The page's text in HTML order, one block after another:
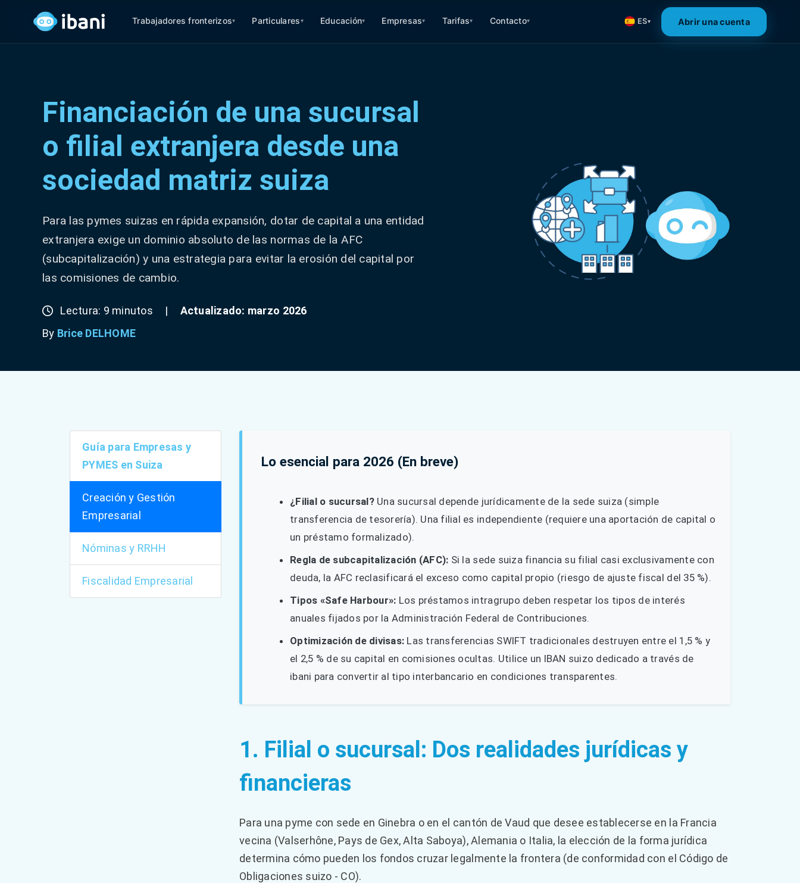
Trabajadores fronterizos▾ Particulares▾ Educación▾ Empresas▾ Tarifas▾ Contacto▾ ES▾ Abrir una cuenta
Financiación de una sucursal
o filial extranjera desde una
sociedad matriz suiza
Para las pymes suizas en rápida expansión, dotar de capital a una entidad
extranjera exige un dominio absoluto de las normas de la AFC
(subcapitalización) y una estrategia para evitar la erosión del capital por
las comisiones de cambio.
Lectura: 9 minutos |
Actualizado: marzo 2026
By Brice DELHOME
Guía para Empresas y
PYMES en Suiza
Creación y Gestión
Empresarial
Nóminas y RRHH
Fiscalidad Empresarial
Lo esencial para 2026 (En breve)
¿Filial o sucursal?Una sucursal depende jurídicamente de la sede suiza (simple
transferencia de tesorería). Una filial es independiente (requiere una aportación de capital o
un préstamo formalizado).
Regla de subcapitalización (AFC): Si la sede suiza financia su filial casi exclusivamente con
deuda, la AFC reclasificará el exceso como capital propio (riesgo de ajuste fiscal del 35 %).
Tipos «Safe Harbour»: Los préstamos intragrupo deben respetar los tipos de interés
anuales fijados por la Administración Federal de Contribuciones.
Optimización de divisas: Las transferencias SWIFT tradicionales destruyen entre el 1,5 % y
el 2,5 % de su capital en comisiones ocultas. Utilice un IBAN suizo dedicado a través de
ibani para convertir al tipo interbancario en condiciones transparentes.
1. Filial o sucursal: Dos realidades jurídicas y
financieras
Para una pyme con sede en Ginebra o en el cantón de Vaud que desee establecerse en la Francia
vecina (Valserhône, Pays de Gex, Alta Saboya), Alemania o Italia, la elección de la forma jurídica
determina cómo pueden los fondos cruzar legalmente la frontera (de conformidad con el Código de
Obligaciones suizo - CO).